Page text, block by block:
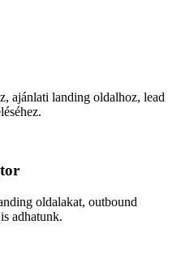
ajánlati landing oldalhoz, lead
oldalakat, outbound
adhatunk.